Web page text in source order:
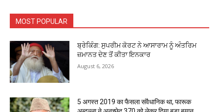
MOST POPULAR
ਬ੍ਰੇਕਿੰਗ: ਸੁਪਰੀਮ ਕੋਰਟ ਨੇ ਆਸਾਰਾਮ ਨੂੰ ਅੰਤਰਿਮ
ਜ਼ਮਾਨਤ ਦੇਣ ਤੋਂ ਕੀਤਾ ਇਨਕਾਰ
August 6, 2026
5 अगस्त 2019 का फैसला संवैधानिक था, फारूक